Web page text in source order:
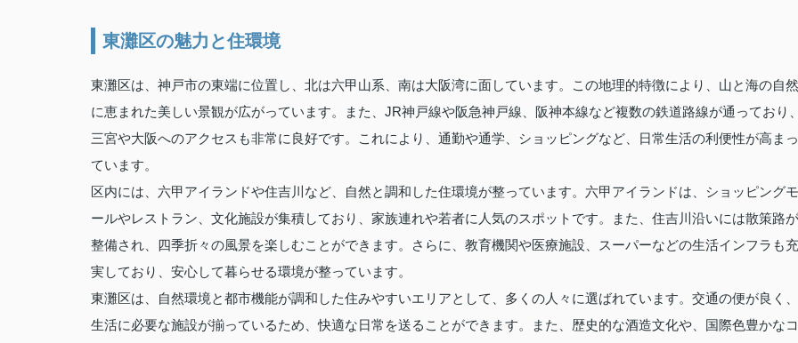
東灘区の魅力と住環境
東灘区は、神戸市の東端に位置し、北は六甲山系、南は大阪湾に面しています。この地理的特徴により、山と海の自然
に恵まれた美しい景観が広がっています。また、JR神戸線や阪急神戸線、阪神本線など複数の鉄道路線が通っており、
三宮や大阪へのアクセスも非常に良好です。これにより、通勤や通学、ショッピングなど、日常生活の利便性が高まっ
ています。
区内には、六甲アイランドや住吉川など、自然と調和した住環境が整っています。六甲アイランドは、ショッピングモ
ールやレストラン、文化施設が集積しており、家族連れや若者に人気のスポットです。また、住吉川沿いには散策路が
整備され、四季折々の風景を楽しむことができます。さらに、教育機関や医療施設、スーパーなどの生活インフラも充
実しており、安心して暮らせる環境が整っています。
東灘区は、自然環境と都市機能が調和した住みやすいエリアとして、多くの人々に選ばれています。交通の便が良く、
生活に必要な施設が揃っているため、快適な日常を送ることができます。また、歴史的な酒造文化や、国際色豊かなコ